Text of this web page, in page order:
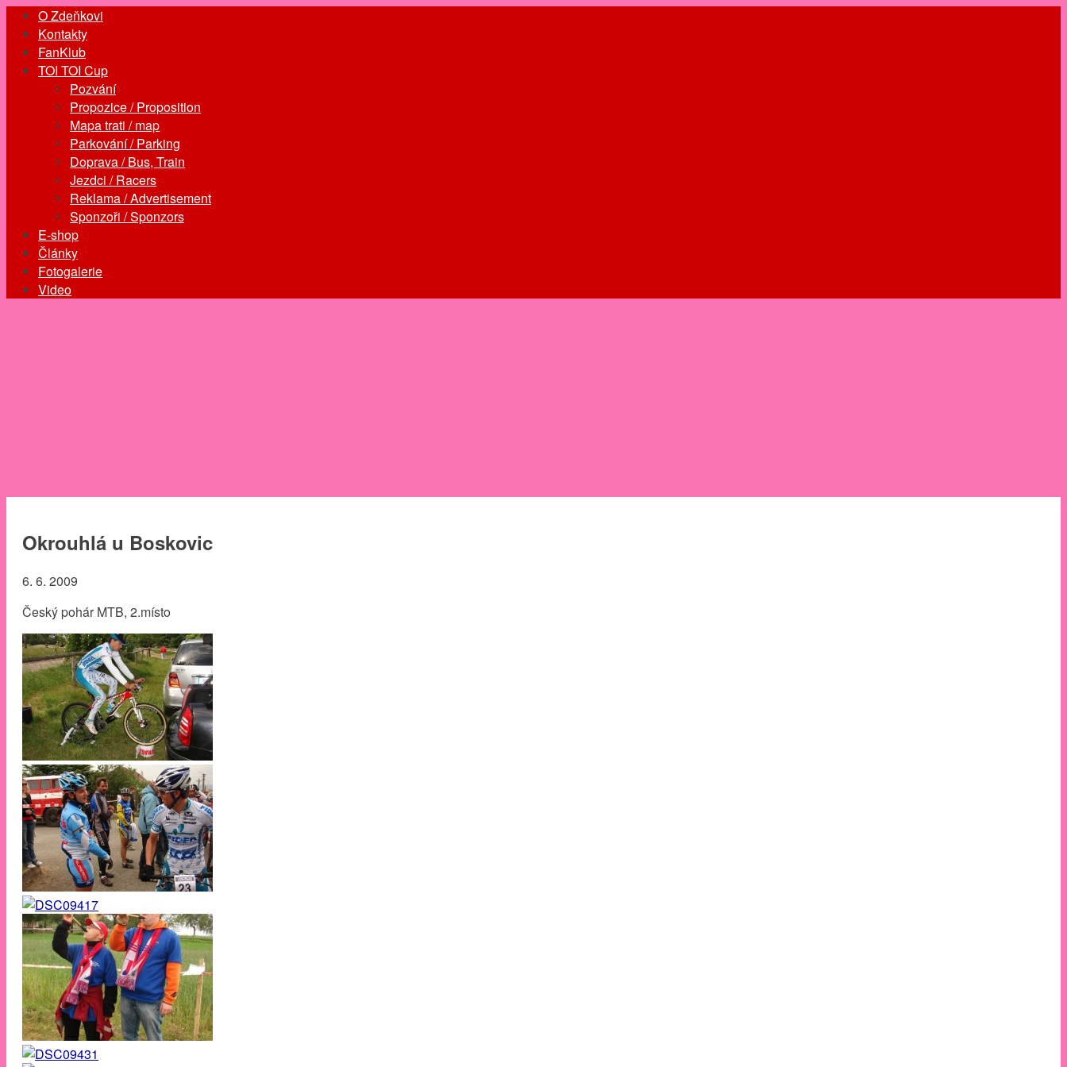
O Zdeňkovi
Kontakty
FanKlub
TOI TOI Cup
Pozvání
Propozice / Proposition
Mapa trati / map
Parkování / Parking
Doprava / Bus, Train
Jezdci / Racers
Reklama / Advertisement
Sponzoři / Sponzors
E-shop
Články
Fotogalerie
Video
Okrouhlá u Boskovic
6. 6. 2009
Český pohár MTB, 2.místo